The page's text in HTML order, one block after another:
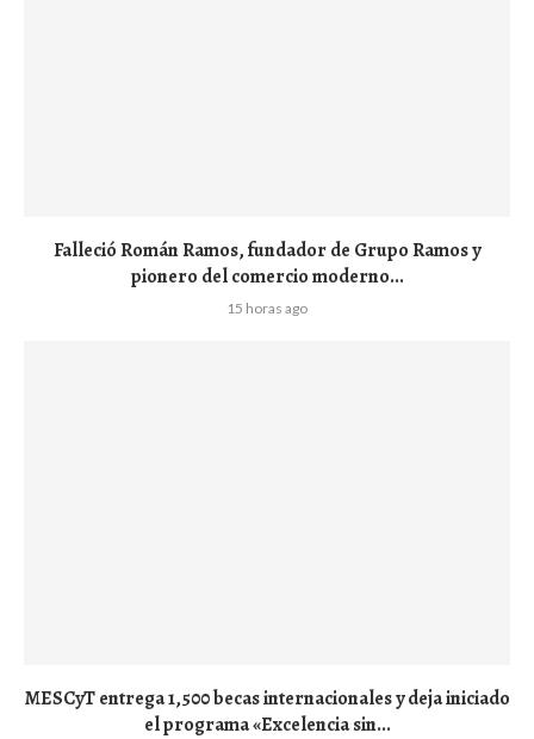
Falleció Román Ramos, fundador de Grupo Ramos y
pionero del comercio moderno...
15 horas ago
MESCyT entrega 1,500 becas internacionales y deja iniciado
el programa «Excelencia sin...